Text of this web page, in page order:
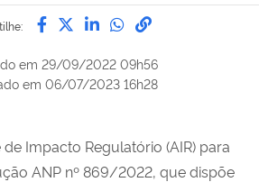
Compartilhe por Facebook
Compartilhe por Twitter
Compartilhe por
Compartilhe
link para
em 29/09/2022 09h56
em 06/07/2023 16h28
Impacto Regulatório (AIR) para
ANP nº 869/2022, que dispõe